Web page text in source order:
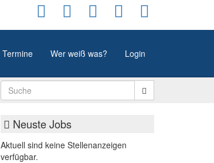
Termine Wer weiß was? Login
Neuste Jobs
Aktuell sind keine Stellenanzeigen
verfügbar.